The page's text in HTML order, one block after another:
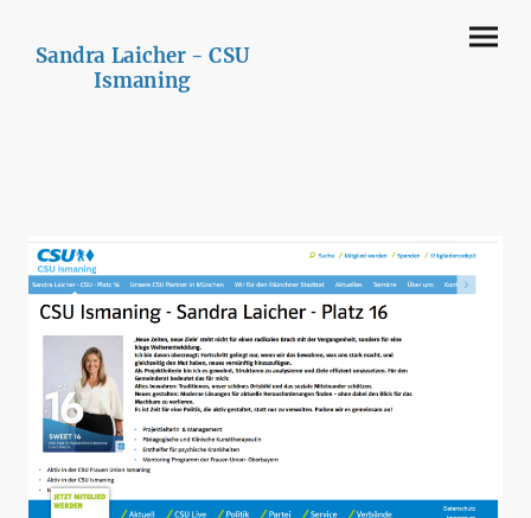
Sandra Laicher - CSU
Ismaning